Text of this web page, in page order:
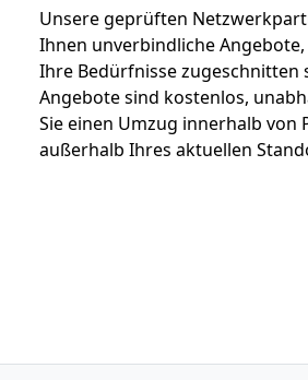
Unsere geprüften
Ihnen unverbindliche
Ihre Bedürfnisse zugeschnitten
Angebote sind kostenlos,
Sie einen Umzug innerhalb
außerhalb Ihres aktuellen